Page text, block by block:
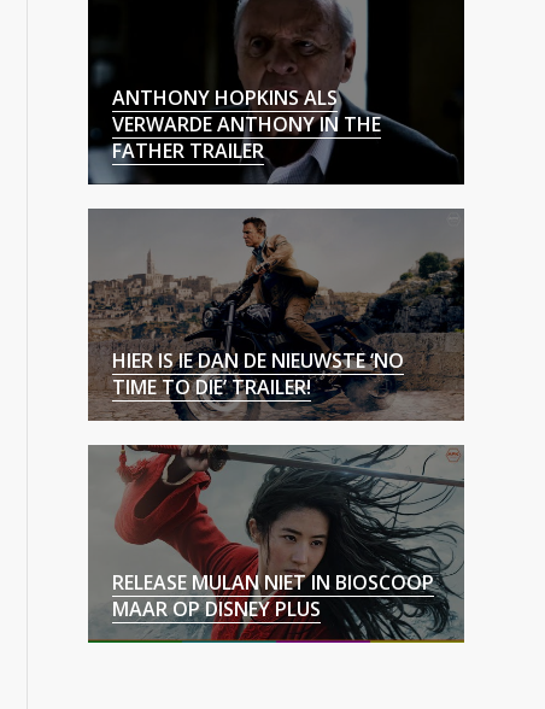
ANTHONY HOPKINS ALS
VERWARDE ANTHONY IN THE
FATHER TRAILER
HIER IS IE DAN DE NIEUWSTE ‘NO
TIME TO DIE’ TRAILER!
RELEASE MULAN NIET IN BIOSCOOP
MAAR OP DISNEY PLUS